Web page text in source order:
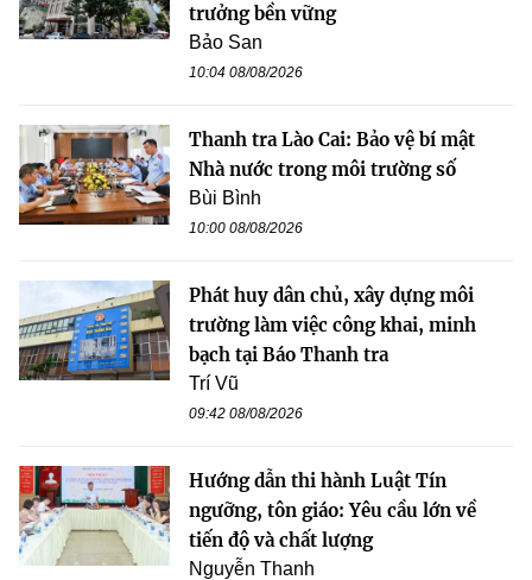
trưởng bền vững
Bảo San
10:04 08/08/2026
Thanh tra Lào Cai: Bảo vệ bí mật
Nhà nước trong môi trường số
Bùi Bình
10:00 08/08/2026
Phát huy dân chủ, xây dựng môi
trường làm việc công khai, minh
bạch tại Báo Thanh tra
Trí Vũ
09:42 08/08/2026
Hướng dẫn thi hành Luật Tín
ngưỡng, tôn giáo: Yêu cầu lớn về
tiến độ và chất lượng
Nguyễn Thanh